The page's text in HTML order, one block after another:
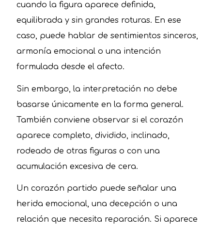
cuando la figura aparece definida,
equilibrada y sin grandes roturas. En ese
caso, puede hablar de sentimientos sinceros,
armonía emocional o una intención
formulada desde el afecto.
Sin embargo, la interpretación no debe
basarse únicamente en la forma general.
También conviene observar si el corazón
aparece completo, dividido, inclinado,
rodeado de otras figuras o con una
acumulación excesiva de cera.
Un corazón partido puede señalar una
herida emocional, una decepción o una
relación que necesita reparación. Si aparece